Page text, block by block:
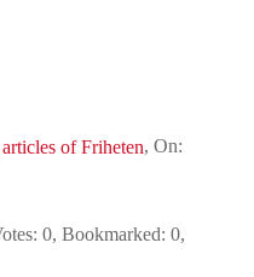
, On:
0, Bookmarked: 0,